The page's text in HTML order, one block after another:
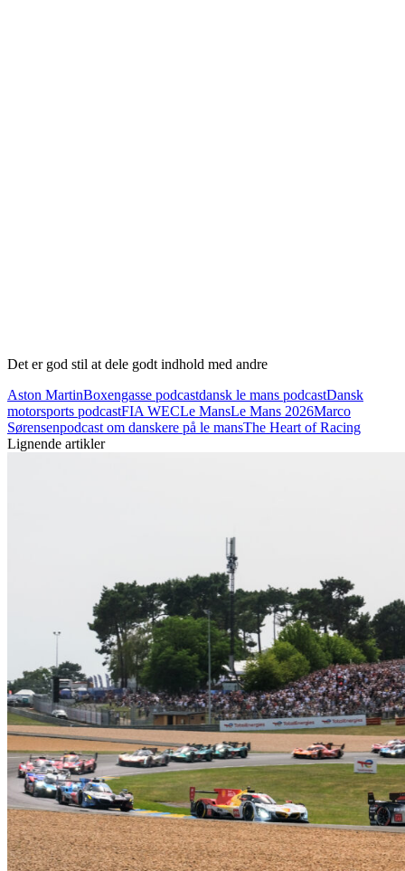
Det er god stil at dele godt indhold med andre
Aston MartinBoxengasse podcastdansk le mans podcastDansk
motorsports podcastFIA WECLe MansLe Mans 2026Marco
Sørensenpodcast om danskere på le mansThe Heart of Racing
Lignende artikler